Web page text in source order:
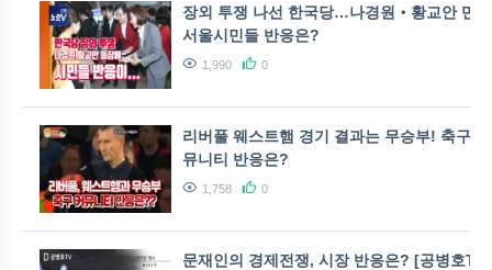
장외 투쟁 나선 한국당…나경원‧황교안 만난
서울시민들 반응은?
1,990 0
리버풀 웨스트햄 경기 결과는 무승부! 축구 커
뮤니티 반응은?
1,758 0
문재인의 경제전쟁, 시장 반응은? [공병호TV]